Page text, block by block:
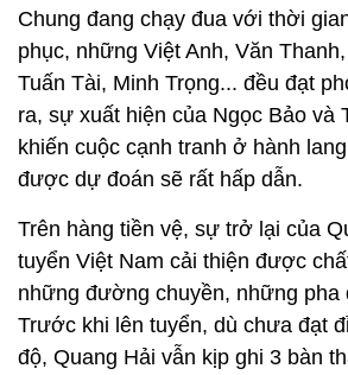
Chung đang chạy đua với thời
phục, những Việt Anh, Văn
Tuấn Tài, Minh Trọng... đều đạt
ra, sự xuất hiện của Ngọc Bảo và
khiến cuộc cạnh tranh ở hành
được dự đoán sẽ rất hấp dẫn.
Trên hàng tiền vệ, sự trở lại của
tuyển Việt Nam cải thiện được
những đường chuyền, những pha
Trước khi lên tuyển, dù chưa đạt
độ, Quang Hải vẫn kịp ghi 3 bàn